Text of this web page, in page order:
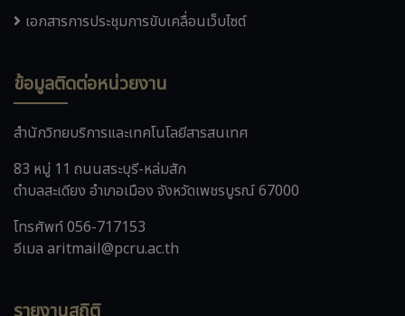
เอกสารการประชุมการขับเคลื่อนเว็บไซต์
ข้อมูลติดต่อหน่วยงาน
สำนักวิทยบริการและเทคโนโลยีสารสนเทศ
83 หมู่ 11 ถนนสระบุรี-หล่มสัก
ตำบลสะเดียง อำเภอเมือง จังหวัดเพชรบูรณ์ 67000
โทรศัพท์ 056-717153
อีเมล aritmail@pcru.ac.th